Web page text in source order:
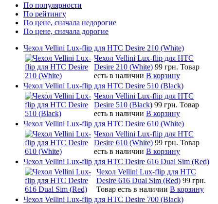
По популярности
По рейтингу
По цене, сначала недорогие
По цене, сначала дорогие
Чехол Vellini Lux-flip для HTC Desire 210 (White)
Чехол Vellini Lux-flip для HTC
Desire 210 (White) 99 грн. Товар
есть в наличии В корзину
Чехол Vellini Lux-flip для HTC Desire 510 (Black)
Чехол Vellini Lux-flip для HTC
Desire 510 (Black) 99 грн. Товар
есть в наличии В корзину
Чехол Vellini Lux-flip для HTC Desire 610 (White)
Чехол Vellini Lux-flip для HTC
Desire 610 (White) 99 грн. Товар
есть в наличии В корзину
Чехол Vellini Lux-flip для HTC Desire 616 Dual Sim (Red)
Чехол Vellini Lux-flip для HTC
Desire 616 Dual Sim (Red) 99 грн.
Товар есть в наличии В корзину
Чехол Vellini Lux-flip для HTC Desire 700 (Black)